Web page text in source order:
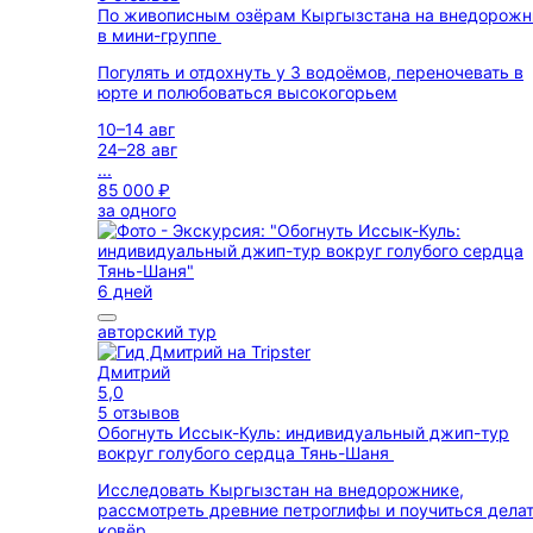
По живописным озёрам Кыргызстана на
в мини-группе
Погулять и отдохнуть у 3 водоёмов, переночевать в
юрте и полюбоваться высокогорьем
10–14 авг
24–28 авг
...
85 000 ₽
за одного
6 дней
авторский тур
Дмитрий
5,0
5 отзывов
Обогнуть Иссык-Куль: индивидуальный джип-тур
вокруг голубого сердца Тянь-Шаня
Исследовать Кыргызстан на внедорожнике,
рассмотреть древние петроглифы и поучиться